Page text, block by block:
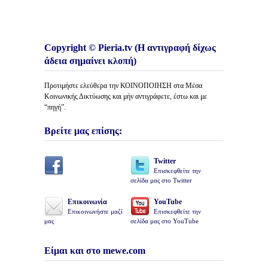
Copyright © Pieria.tv (Η αντιγραφή δίχως
άδεια σημαίνει κλοπή)
Προτιμήστε ελεύθερα την ΚΟΙΝΟΠΟΙΗΣΗ στα Μέσα
Κοινωνικής Δικτύωσης και μήν αντιγράφετε, έστω και με
“πηγή”.
Βρείτε μας επίσης:
Twitter
Επισκεφθείτε την
σελίδα μας στο Twitter
Επικοινωνία
Επικοινωνήστε μαζί
μας
YouTube
Επισκεφθείτε την
σελίδα μας στο YouTube
Είμαι και στο mewe.com